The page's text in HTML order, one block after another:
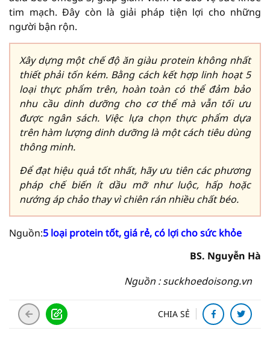
tim mạch. Đây còn là giải pháp tiện lợi cho những
người bận rộn.
Xây dựng một chế độ ăn giàu protein không nhất
thiết phải tốn kém. Bằng cách kết hợp linh hoạt 5
loại thực phẩm trên, hoàn toàn có thể đảm bảo
nhu cầu dinh dưỡng cho cơ thể mà vẫn tối ưu
được ngân sách. Việc lựa chọn thực phẩm dựa
trên hàm lượng dinh dưỡng là một cách tiêu dùng
thông minh.
Để đạt hiệu quả tốt nhất, hãy ưu tiên các phương
pháp chế biến ít dầu mỡ như luộc, hấp hoặc
nướng áp chảo thay vì chiên rán nhiều chất béo.
Nguồn:5 loại protein tốt, giá rẻ, có lợi cho sức khỏe
BS. Nguyễn Hà
Nguồn : suckhoedoisong.vn
CHIA SẺ